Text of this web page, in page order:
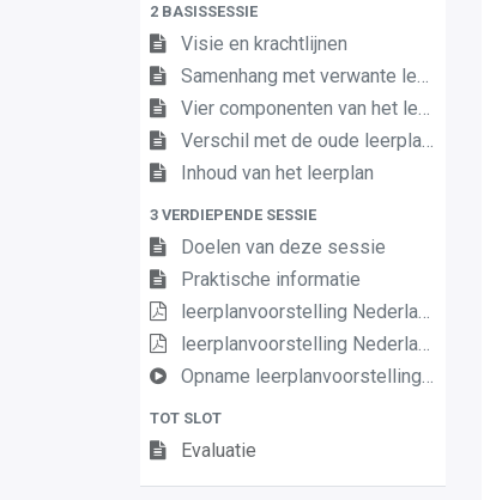
2 BASISSESSIE
Visie en krachtlijnen
Samenhang met verwante leerplannen
Vier componenten van het leerplan
Verschil met de oude leerplannen
Inhoud van het leerplan
3 VERDIEPENDE SESSIE
Doelen van deze sessie
Praktische informatie
leerplanvoorstelling Nederlands III D/A basis
leerplanvoorstelling Nederlands III DA definitief
Opname leerplanvoorstelling Nederlands D A basis
TOT SLOT
Evaluatie